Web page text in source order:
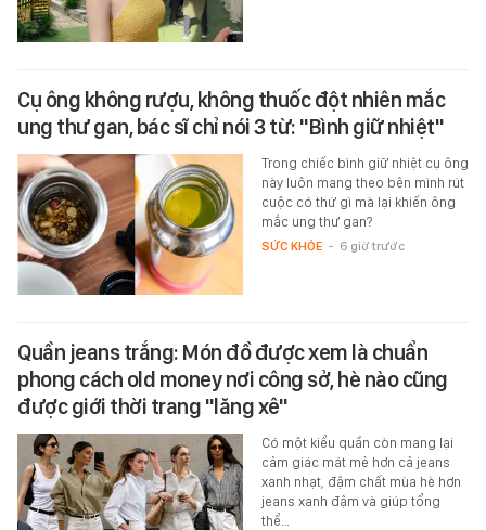
Cụ ông không rượu, không thuốc đột nhiên mắc
ung thư gan, bác sĩ chỉ nói 3 từ: "Bình giữ nhiệt"
Trong chiếc bình giữ nhiệt cụ ông
này luôn mang theo bên mình rút
cuộc có thứ gì mà lại khiến ông
mắc ung thư gan?
SỨC KHỎE - 6 giờ trước
Quần jeans trắng: Món đồ được xem là chuẩn
phong cách old money nơi công sở, hè nào cũng
được giới thời trang "lăng xê"
Có một kiểu quần còn mang lại
cảm giác mát mẻ hơn cả jeans
xanh nhạt, đậm chất mùa hè hơn
jeans xanh đậm và giúp tổng
thể…